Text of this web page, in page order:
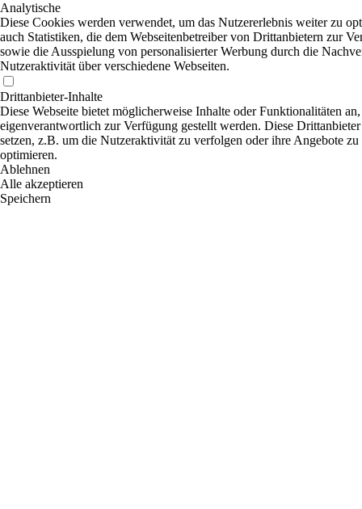
Analytische
Diese Cookies werden verwendet, um das Nutzererlebnis weiter zu
auch Statistiken, die dem Webseitenbetreiber von Drittanbietern zur
sowie die Ausspielung von personalisierter Werbung durch die
Nutzeraktivität über verschiedene Webseiten.
Drittanbieter-Inhalte
Diese Webseite bietet möglicherweise Inhalte oder Funktionalitäten
eigenverantwortlich zur Verfügung gestellt werden. Diese
setzen, z.B. um die Nutzeraktivität zu verfolgen oder ihre Angebote zu
optimieren.
Ablehnen
Alle akzeptieren
Speichern